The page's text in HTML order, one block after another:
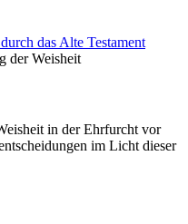
das Alte Testament
der Weisheit
in der Ehrfurcht vor
im Licht dieser